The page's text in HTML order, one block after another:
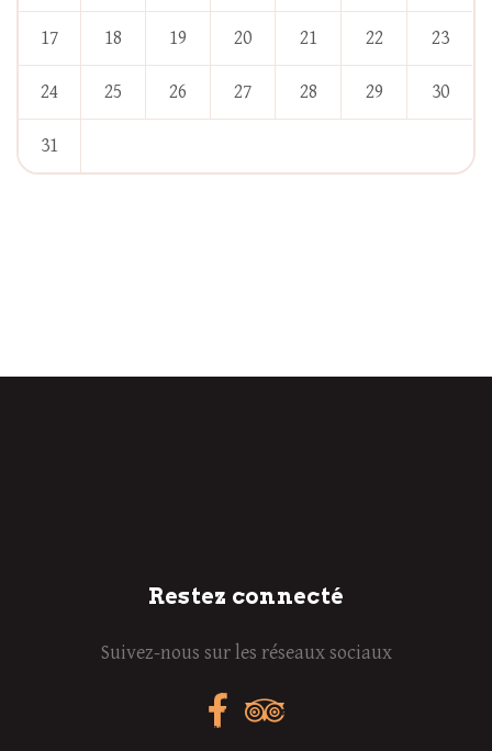
17 18 19 20 21 22 23
24 25 26 27 28 29 30
31
Restez connecté
Suivez-nous sur les réseaux sociaux